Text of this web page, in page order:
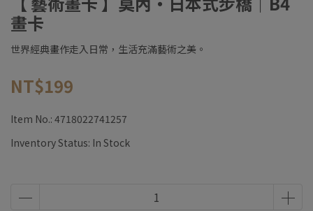
畫卡
世界經典畫作走入日常，生活充滿藝術之美。
NT$199
Item No.: 4718022741257
Inventory Status: In Stock